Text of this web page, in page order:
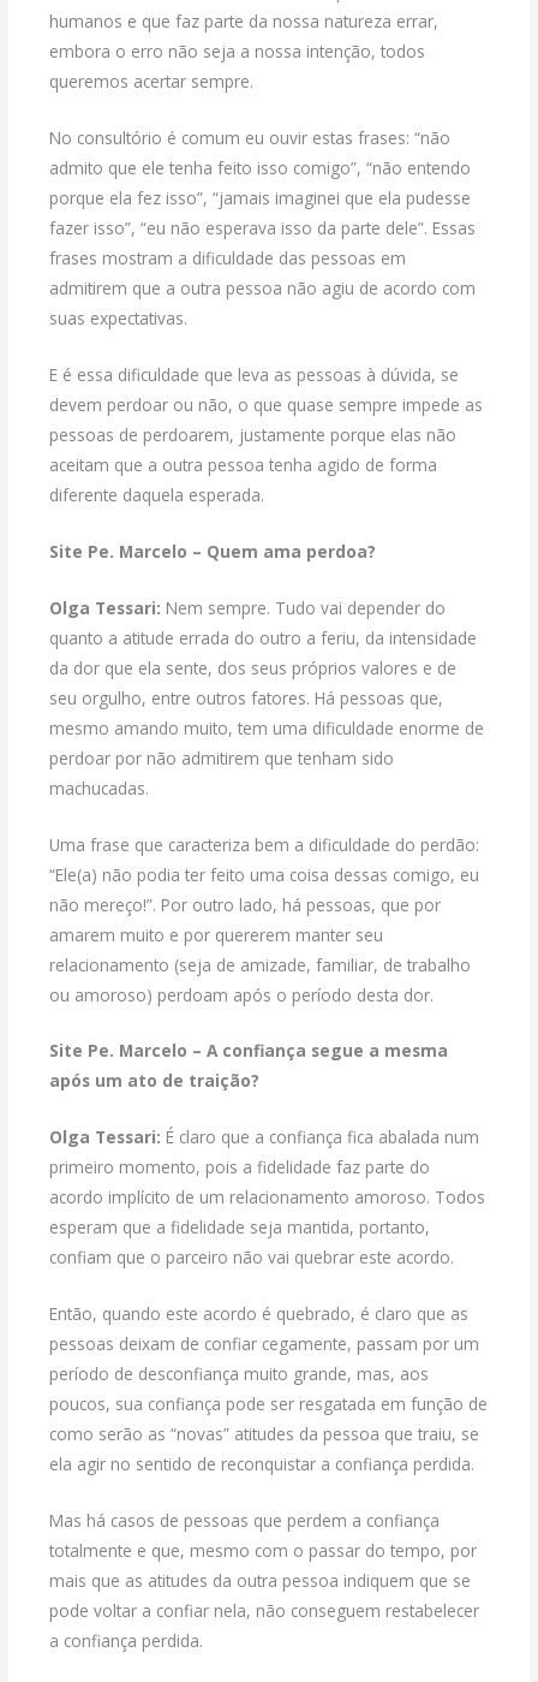
humanos e que faz parte da nossa natureza errar,
embora o erro não seja a nossa intenção, todos
queremos acertar sempre.
No consultório é comum eu ouvir estas frases: “não
admito que ele tenha feito isso comigo”, “não entendo
porque ela fez isso”, “jamais imaginei que ela pudesse
fazer isso”, “eu não esperava isso da parte dele”. Essas
frases mostram a dificuldade das pessoas em
admitirem que a outra pessoa não agiu de acordo com
suas expectativas.
E é essa dificuldade que leva as pessoas à dúvida, se
devem perdoar ou não, o que quase sempre impede as
pessoas de perdoarem, justamente porque elas não
aceitam que a outra pessoa tenha agido de forma
diferente daquela esperada.
Site Pe. Marcelo – Quem ama perdoa?
Olga Tessari: Nem sempre. Tudo vai depender do
quanto a atitude errada do outro a feriu, da intensidade
da dor que ela sente, dos seus próprios valores e de
seu orgulho, entre outros fatores. Há pessoas que,
mesmo amando muito, tem uma dificuldade enorme de
perdoar por não admitirem que tenham sido
machucadas.
Uma frase que caracteriza bem a dificuldade do perdão:
“Ele(a) não podia ter feito uma coisa dessas comigo, eu
não mereço!”. Por outro lado, há pessoas, que por
amarem muito e por quererem manter seu
relacionamento (seja de amizade, familiar, de trabalho
ou amoroso) perdoam após o período desta dor.
Site Pe. Marcelo – A confiança segue a mesma
após um ato de traição?
Olga Tessari: É claro que a confiança fica abalada num
primeiro momento, pois a fidelidade faz parte do
acordo implícito de um relacionamento amoroso. Todos
esperam que a fidelidade seja mantida, portanto,
confiam que o parceiro não vai quebrar este acordo.
Então, quando este acordo é quebrado, é claro que as
pessoas deixam de confiar cegamente, passam por um
período de desconfiança muito grande, mas, aos
poucos, sua confiança pode ser resgatada em função de
como serão as “novas” atitudes da pessoa que traiu, se
ela agir no sentido de reconquistar a confiança perdida.
Mas há casos de pessoas que perdem a confiança
totalmente e que, mesmo com o passar do tempo, por
mais que as atitudes da outra pessoa indiquem que se
pode voltar a confiar nela, não conseguem restabelecer
a confiança perdida.